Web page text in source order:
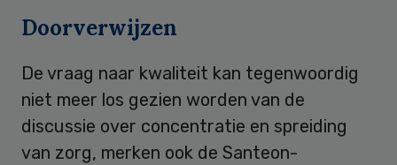
Doorverwijzen
De vraag naar kwaliteit kan tegenwoordig
niet meer los gezien worden van de
discussie over concentratie en spreiding
van zorg, merken ook de Santeon-